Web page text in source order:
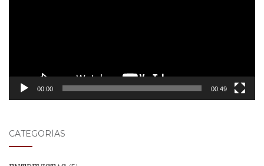
00:00 00:49
CATEGORÍAS